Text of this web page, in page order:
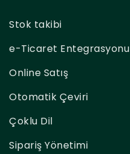
Stok takibi
e-Ticaret Entegrasyonu
Online Satış
Otomatik Çeviri
Çoklu Dil
Sipariş Yönetimi